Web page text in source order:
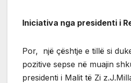
Iniciativa nga presidenti i
Por, një çështje e tillë si
pozitive sepse në muajin
presidenti i Malit të Zi